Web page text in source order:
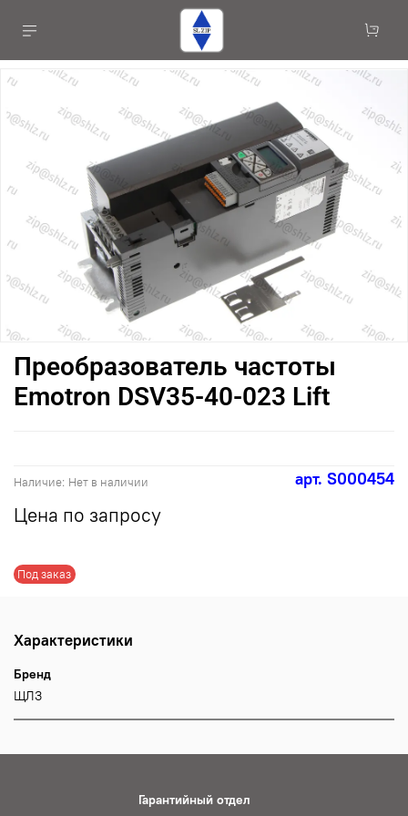
арт. S000454
Наличие: Нет в наличии
Под заказ
Преобразователь частоты
Emotron DSV35-40-023 Lift
Цена по запросу
Характеристики
Бренд
ЩЛЗ
Гарантийный отдел